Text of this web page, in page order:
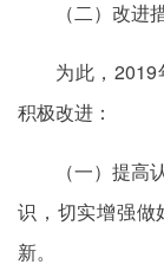
（二）改进
为此，
积极改进：
（一）提
识，切实增强做
新。